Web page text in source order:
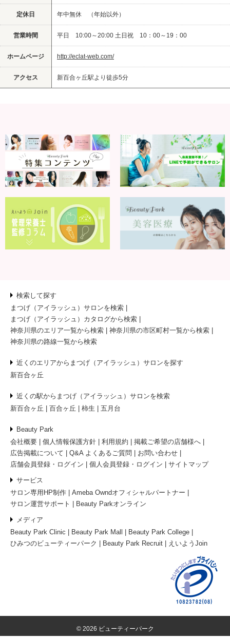
定休日 年中無休 （年始以外）
営業時間 平日 10:00～20:00 土日祝 10：00～19：00
ホームページ http://eclat-web.com/
アクセス 新百合ヶ丘駅より徒歩5分
検索して探す
まつげ（アイラッシュ）サロンを検索
まつげ（アイラッシュ）カタログから検索
神奈川県のエリア一覧から検索
神奈川県の市区町村一覧から検索
神奈川県の路線一覧から検索
近くのエリアからまつげ（アイラッシュ）サロンを探す
新百合ヶ丘
近くの駅からまつげ（アイラッシュ）サロンを検索
新百合ヶ丘
百合ヶ丘 柿生 五月台
Beauty Park
会社概要
個人情報保護方針 利用規約
掲載ご希望の店舗様へ
広告掲載について
Q&A よくあるご質問
お問い合わせ
店舗会員登録・ログイン
個人会員登録・ログイン サイトマップ
サービス
サロン専用HP制作
Ameba Owndオフィシャルパートナー
サロン運営サポート
Beauty Parkオンライン
メディア
Beauty Park Clinic
Beauty Park Mall
Beauty Park College
ひみつのビューティーパーク
Beauty Park Recruit えいようJoin
© 2026 ビューティーパーク